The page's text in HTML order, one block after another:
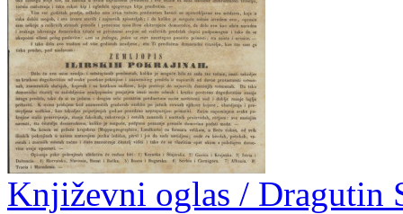
Književni oglas / Dragutin